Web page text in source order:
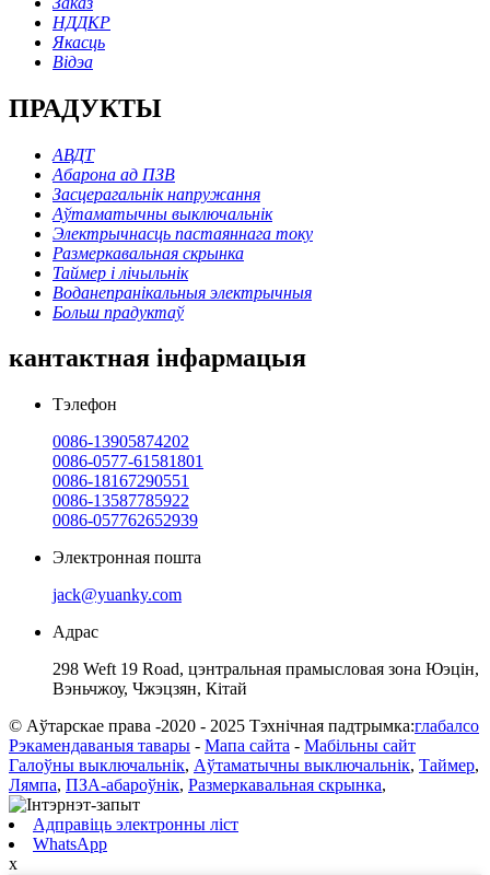
НДДКР
Якасць
Відэа
ПРАДУКТЫ
АВДТ
Абарона ад ПЗВ
Засцерагальнік напружання
Аўтаматычны выключальнік
Электрычнасць пастаяннага току
Размеркавальная скрынка
Таймер і лічыльнік
Воданепранікальныя электрычныя
Больш прадуктаў
кантактная інфармацыя
Тэлефон
0086-13905874202
0086-0577-61581801
0086-18167290551
0086-13587785922
0086-057762652939
Электронная пошта
jack@yuanky.com
Адрас
298 Weft 19 Road, цэнтральная прамысловая зона Юэцін,
Вэньчжоу, Чжэцзян, Кітай
© Аўтарскае права -2020 - 2025 Тэхнічная падтрымка:глабалсо
Рэкамендаваныя тавары - Мапа сайта - Мабільны сайт
Галоўны выключальнік, Аўтаматычны выключальнік, Таймер,
Лямпа, ПЗА-абароўнік, Размеркавальная скрынка,
Адправіць электронны ліст
WhatsApp
x